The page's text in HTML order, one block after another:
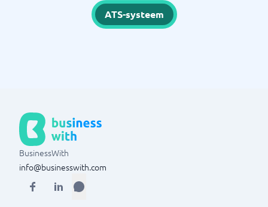
ATS-systeem
BusinessWith
info@businesswith.com